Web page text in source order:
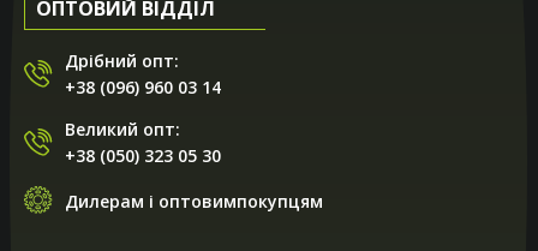
ОПТОВИЙ ВІДДІЛ
Дрібний опт:
+38 (096) 960 03 14
Великий опт:
+38 (050) 323 05 30
Дилерам і оптовимпокупцям